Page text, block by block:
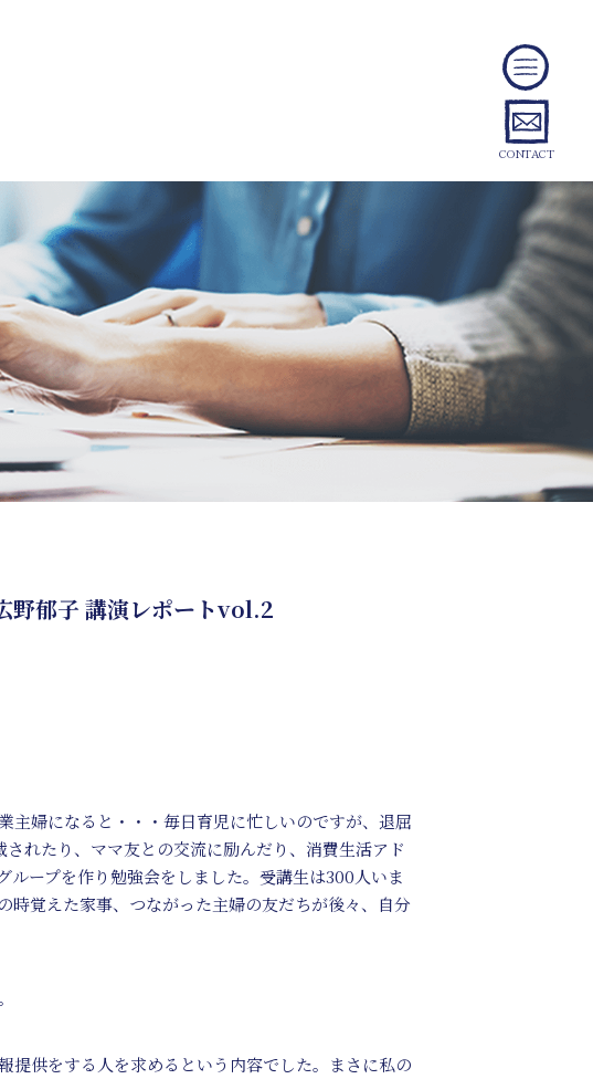
CONTACT
野郁子 講演レポートvol.2
主婦になると・・・毎日育児に忙しいのですが、退屈
れたり、ママ友との交流に励んだり、消費生活アド
ープを作り勉強会をしました。受講生は300人いま
時覚えた家事、つながった主婦の友だちが後々、自分
提供をする人を求めるという内容でした。まさに私の